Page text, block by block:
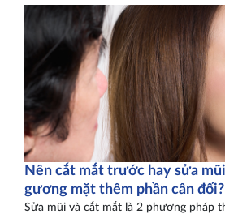
Nên cắt mắt trước hay sửa
gương mặt thêm phần cân
Sửa mũi và cắt mắt là 2 phương pháp